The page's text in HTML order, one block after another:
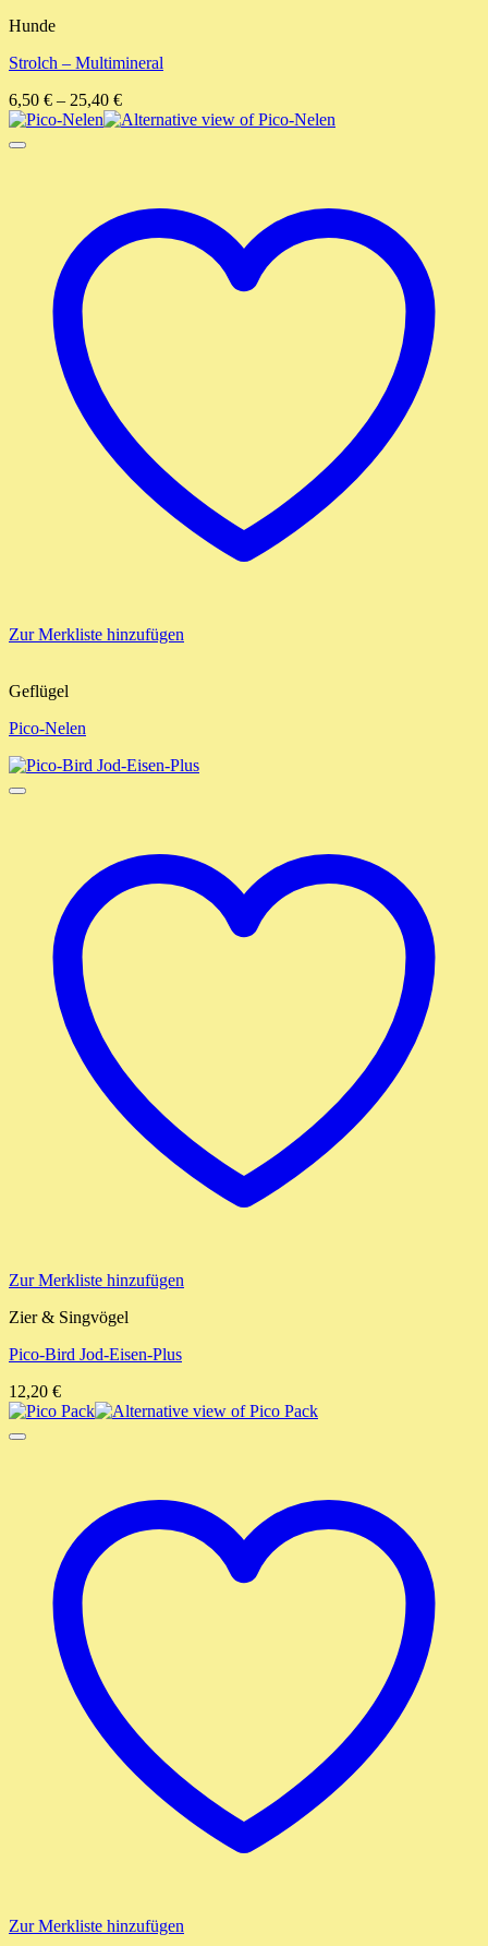
Hunde
Strolch – Multimineral
6,50 € – 25,40 €
Zur Merkliste hinzufügen
Geflügel
Pico-Nelen
Zur Merkliste hinzufügen
Zier & Singvögel
Pico-Bird Jod-Eisen-Plus
12,20 €
Zur Merkliste hinzufügen